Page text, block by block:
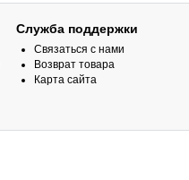
Служба поддержки
Связаться с нами
Возврат товара
Карта сайта